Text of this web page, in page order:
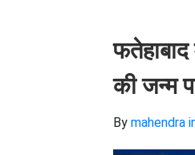
की जन्म
By mahendra